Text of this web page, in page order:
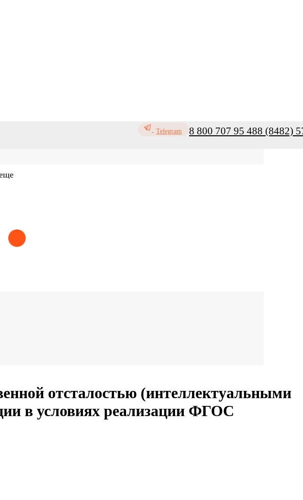
Telegram 8 800 707 95 488 (8482)
отсталостью (интеллектуальными
в условиях реализации ФГОС